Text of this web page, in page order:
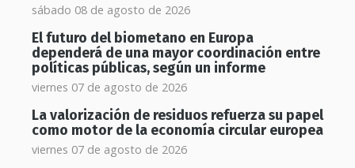
sábado 08 de agosto de 2026
El futuro del biometano en Europa
dependerá de una mayor coordinación entre
políticas públicas, según un informe
viernes 07 de agosto de 2026
La valorización de residuos refuerza su papel
como motor de la economía circular europea
viernes 07 de agosto de 2026